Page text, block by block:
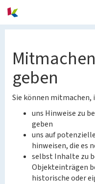
geben
Sie können mitmachen,
uns Hinweise zu
geben
uns auf
hinweisen, die es
selbst Inhalte zu
Objekteinträgen
historische oder